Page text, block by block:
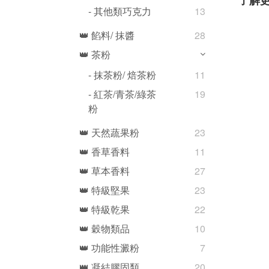
- 其他類巧克力
13
👑 餡料/ 抹醬
28
👑 茶粉
- 抹茶粉/ 焙茶粉
11
- 紅茶/青茶/綠茶
粉
19
👑 天然蔬果粉
23
👑 香草香料
11
👑 草本香料
27
👑 特級堅果
23
👑 特級乾果
22
👑 穀物類品
10
👑 功能性澱粉
7